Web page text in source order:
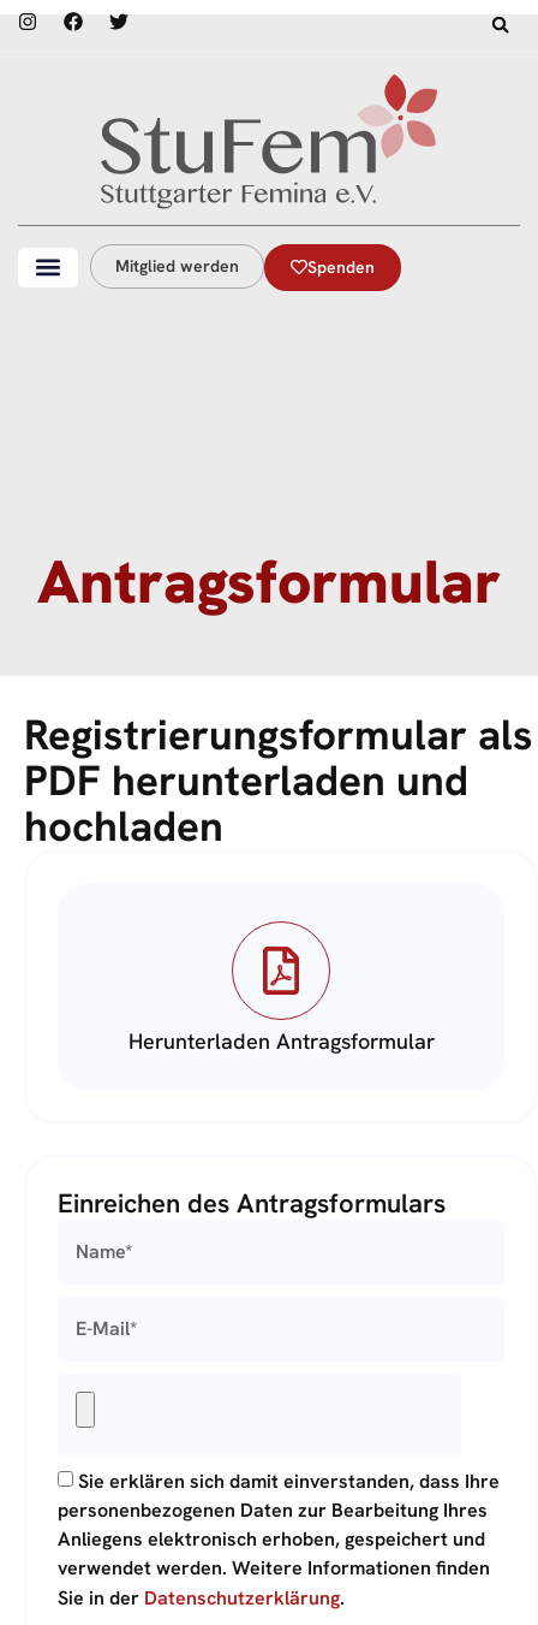
Mitglied werden Spenden
Antragsformular
Registrierungsformular als
PDF herunterladen und
hochladen
Herunterladen Antragsformular
Einreichen des Antragsformulars
Sie erklären sich damit einverstanden, dass Ihre
personenbezogenen Daten zur Bearbeitung Ihres
Anliegens elektronisch erhoben, gespeichert und
verwendet werden. Weitere Informationen finden
Sie in der Datenschutzerklärung.